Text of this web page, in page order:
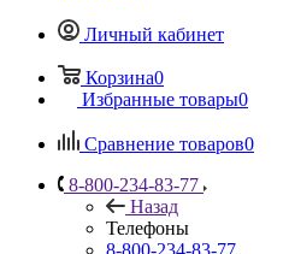
Личный кабинет
Корзина0
Избранные товары0
Сравнение товаров0
8-800-234-83-77
Назад
Телефоны
8-800-234-83-77